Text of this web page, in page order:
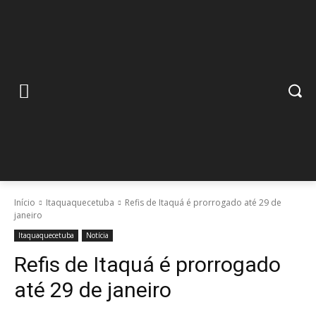
Início Itaquaquecetuba
Refis de Itaquá é prorrogado até 29 de
janeiro
Itaquaquecetuba Notícia
Refis de Itaquá é prorrogado
até 29 de janeiro